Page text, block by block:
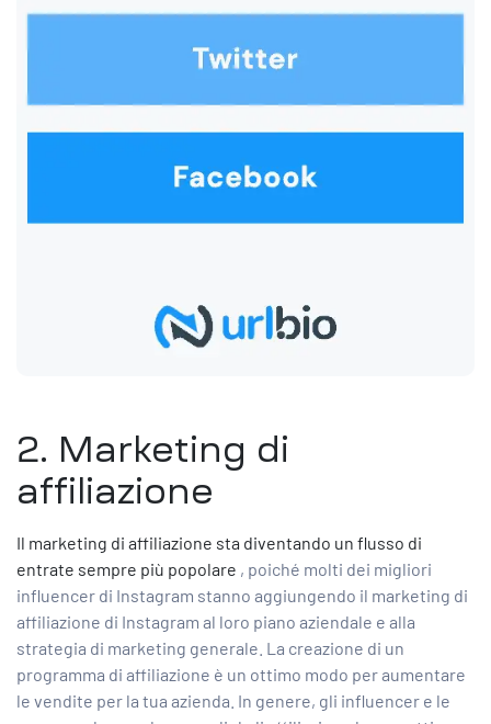
2. Marketing di
affiliazione
Il marketing di affiliazione sta diventando un flusso di
entrate sempre più popolare , poiché molti dei migliori
influencer di Instagram stanno aggiungendo il marketing di
affiliazione di Instagram al loro piano aziendale e alla
strategia di marketing generale. La creazione di un
programma di affiliazione è un ottimo modo per aumentare
le vendite per la tua azienda. In genere, gli influencer e le